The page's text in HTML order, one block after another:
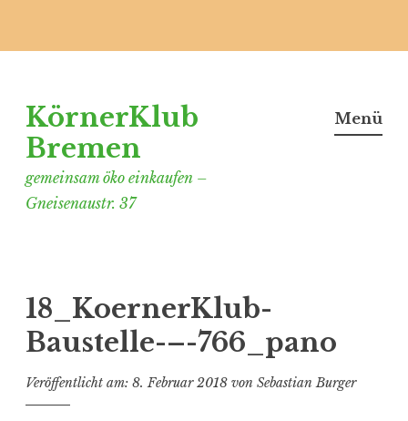
springen
KörnerKlub
Bremen
gemeinsam öko einkaufen –
Gneisenaustr. 37
Menü
18_KoernerKlub-
Baustelle-–-766_pano
Veröffentlicht am: 8. Februar 2018 von Sebastian Burger